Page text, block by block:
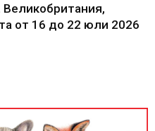
от 16 до 22 юли 2026